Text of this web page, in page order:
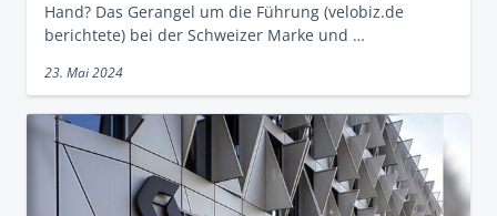
Hand? Das Gerangel um die Führung (velobiz.de
berichtete) bei der Schweizer Marke und …
23. Mai 2024